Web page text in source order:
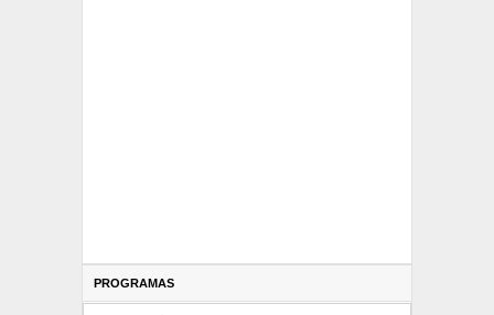
PROGRAMAS